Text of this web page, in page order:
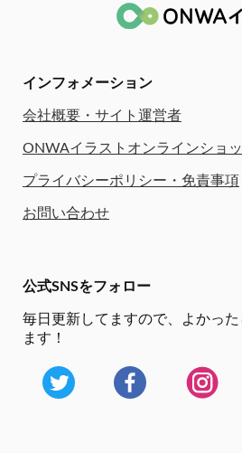
インフォメーション
会社概要・サイト運営者
ONWAイラストオンラインショ
プライバシーポリシー・免責事項
お問い合わせ
公式SNSをフォロー
毎日更新してますので、
よかっ
ます！